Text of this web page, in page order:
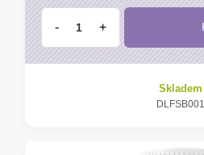
- +
Skladem
DLFSB001